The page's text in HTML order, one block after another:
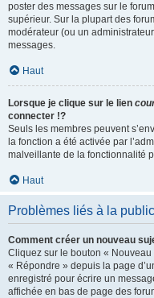
poster des messages sur le
supérieur. Sur la plupart des
modérateur (ou un
messages.
Haut
Lorsque je clique sur le lien
connecter !?
Seuls les membres peuvent
la fonction a été activée par
malveillante de la fonctionnalité
Haut
Problèmes liés à la
Comment créer un nouveau
Cliquez sur le bouton «
« Répondre » depuis la page
enregistré pour écrire un
affichée en bas de page des